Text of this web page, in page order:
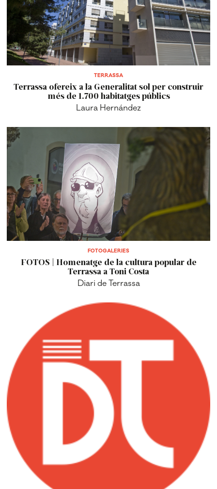
TERRASSA
Terrassa ofereix a la Generalitat sol per construir
més de 1.700 habitatges públics
Laura Hernández
FOTOGALERIES
FOTOS | Homenatge de la cultura popular de
Terrassa a Toni Costa
Diari de Terrassa